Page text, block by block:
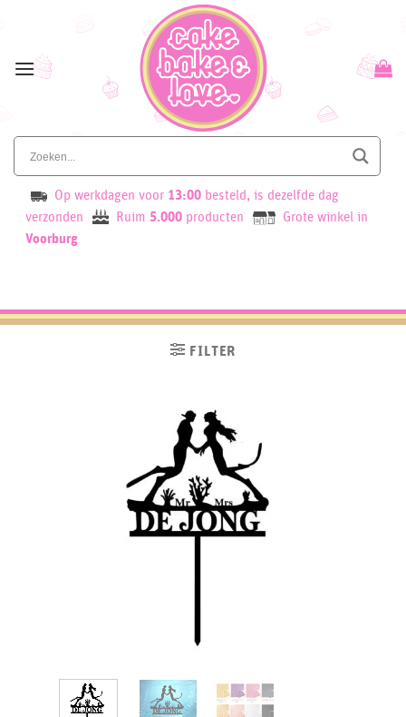
content
Op werkdagen voor 13:00 besteld, is dezelfde dag
verzonden
Ruim 5.000 producten
Grote winkel in
Voorburg
FILTER